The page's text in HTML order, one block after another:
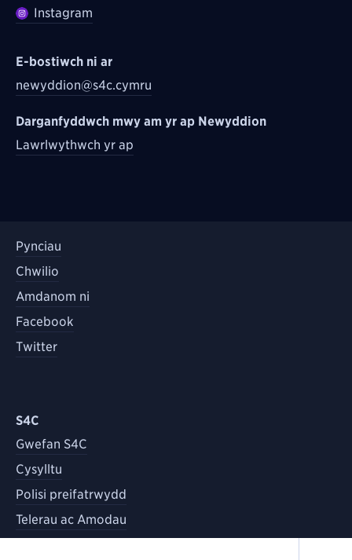
Instagram
E-bostiwch ni ar
newyddion@s4c.cymru
Darganfyddwch mwy am yr ap Newyddion
Lawrlwythwch yr ap
Pynciau
Chwilio
Amdanom ni
Facebook
Twitter
S4C
Gwefan S4C
Cysylltu
Polisi preifatrwydd
Telerau ac Amodau